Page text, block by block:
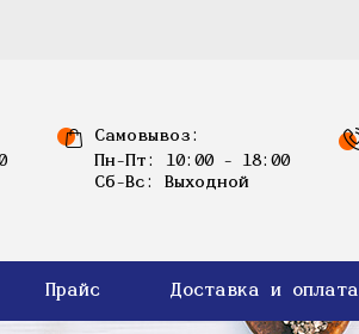
Самовывоз:
Пн-Пт: 10:00 - 18:00
Сб-Вс: Выходной
Прайс Доставка и оплата